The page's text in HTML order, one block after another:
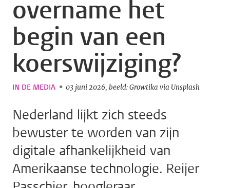
overname het
begin van een
koerswijziging?
IN DE MEDIA 03 juni 2026 beeld: Growtika via Unsplash
Nederland lijkt zich steeds
bewuster te worden van zijn
digitale afhankelijkheid van
Amerikaanse technologie. Reijer